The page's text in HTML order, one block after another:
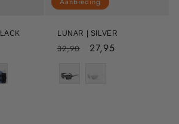
LUNAR | SILVER
Normale
32,90 Aanbiedingsprijs
27,95